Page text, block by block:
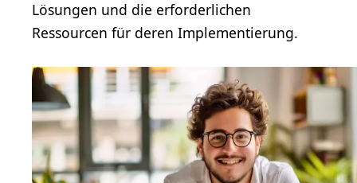
Lösungen und die erforderlichen
Ressourcen für deren Implementierung.